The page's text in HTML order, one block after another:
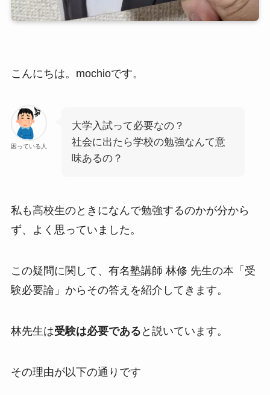
こんにちは。mochioです。
困っている人
大学入試って必要なの？
社会に出たら学校の勉強なんて意
味あるの？
私も高校生のときになんで勉強するのかが分から
ず、よく思っていました。
この疑問に関して、有名塾講師 林修 先生の本「受
験必要論」からその答えを紹介してきます。
林先生は受験は必要である と説いています。
その理由が以下の通りです